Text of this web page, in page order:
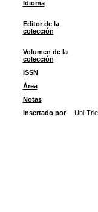
Idioma
Editor de la
colección
Volumen de la
colección
ISSN
Área
Notas
Insertado por
Uni-